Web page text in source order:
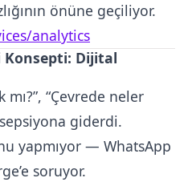
önüne geçiliyor.
analytics
Konsepti: Dijital
mı?”, “Çevrede neler
giderdi.
yapmıyor — WhatsApp
soruyor.